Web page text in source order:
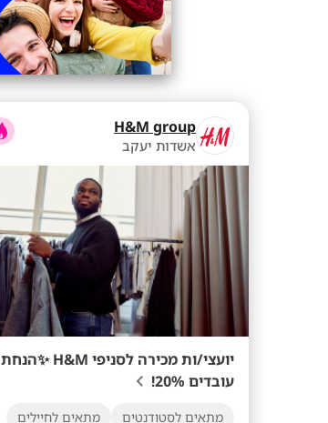
H&M group
אשדות יעקב
יועצי/ות מכירה לסניפי H&M ✨הנחת
עובדים 20%!
מתאים לסטודנטים מתאים לחיילים